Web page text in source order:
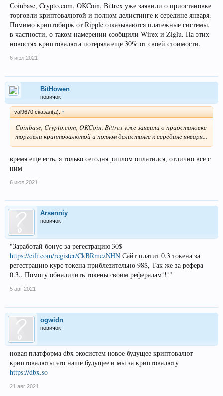
Coinbase, Crypto.com, OKCoin, Bittrex уже заявили о приостановке
торговли криптовалютой и полном делистинге к середине января.
Помимо криптобирж от Ripple отказываются платежные системы,
в частности, о таком намерении сообщили Wirex и Ziglu. На этих
новостях криптовалюта потеряла еще 30% от своей стоимости.
6 июл 2021
BitHowen
новичок
val9670 сказал(а): ↑
Coinbase, Crypto.com, OKCoin, Bittrex уже заявили о приостановке
торговли криптовалютой и полном делистинге к середине января...
время еще есть, я только сегодня риплом оплатился, отлично все с
ним
6 июл 2021
Arsenniy
новичок
"Заработай бонус за регестрацию 30$
https://eifi.com/register/CkBRmezNHN Сайт платит 0.3 токена за
регестрацию курс токена приблезительно 98$, Так же за рефера
0.3.. Помогу обналичить токены своим рефералам!!!"
5 авг 2021
ogwidn
новичок
новая платформа dbx экосистем новое будущее криптовалют
криптовалюты это наше будущее и мы за криптовалюту
https://dbx.so
21 авг 2021